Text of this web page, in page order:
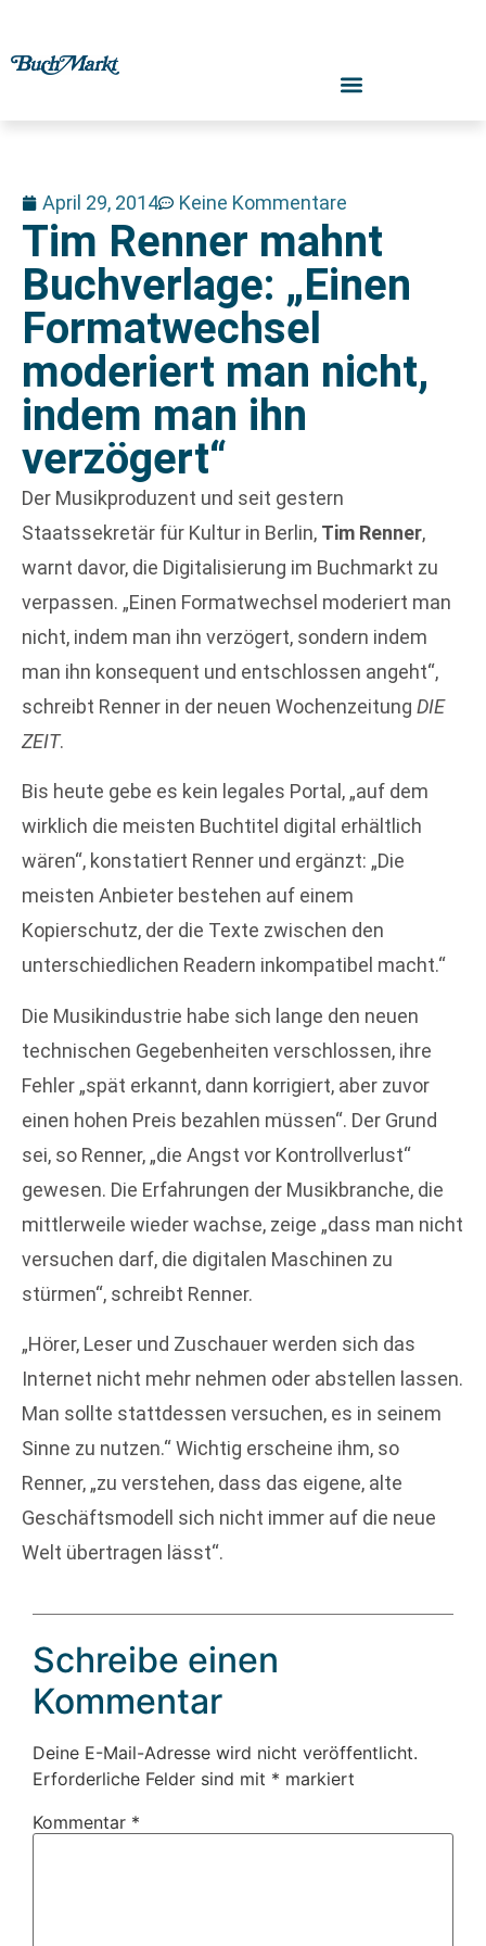
April 29, 2014 Keine Kommentare
Tim Renner mahnt
Buchverlage: „Einen
Formatwechsel
moderiert man nicht,
indem man ihn
verzögert“
Der Musikproduzent und seit gestern
Staatssekretär für Kultur in Berlin, Tim Renner,
warnt davor, die Digitalisierung im Buchmarkt zu
verpassen. „Einen Formatwechsel moderiert man
nicht, indem man ihn verzögert, sondern indem
man ihn konsequent und entschlossen angeht“,
schreibt Renner in der neuen Wochenzeitung DIE
ZEIT.
Bis heute gebe es kein legales Portal, „auf dem
wirklich die meisten Buchtitel digital erhältlich
wären“, konstatiert Renner und ergänzt: „Die
meisten Anbieter bestehen auf einem
Kopierschutz, der die Texte zwischen den
unterschiedlichen Readern inkompatibel macht.“
Die Musikindustrie habe sich lange den neuen
technischen Gegebenheiten verschlossen, ihre
Fehler „spät erkannt, dann korrigiert, aber zuvor
einen hohen Preis bezahlen müssen“. Der Grund
sei, so Renner, „die Angst vor Kontrollverlust“
gewesen. Die Erfahrungen der Musikbranche, die
mittlerweile wieder wachse, zeige „dass man nicht
versuchen darf, die digitalen Maschinen zu
stürmen“, schreibt Renner.
„Hörer, Leser und Zuschauer werden sich das
Internet nicht mehr nehmen oder abstellen lassen.
Man sollte stattdessen versuchen, es in seinem
Sinne zu nutzen.“ Wichtig erscheine ihm, so
Renner, „zu verstehen, dass das eigene, alte
Geschäftsmodell sich nicht immer auf die neue
Welt übertragen lässt“.
Schreibe einen
Kommentar
Deine E-Mail-Adresse wird nicht veröffentlicht.
Erforderliche Felder sind mit * markiert
Kommentar *